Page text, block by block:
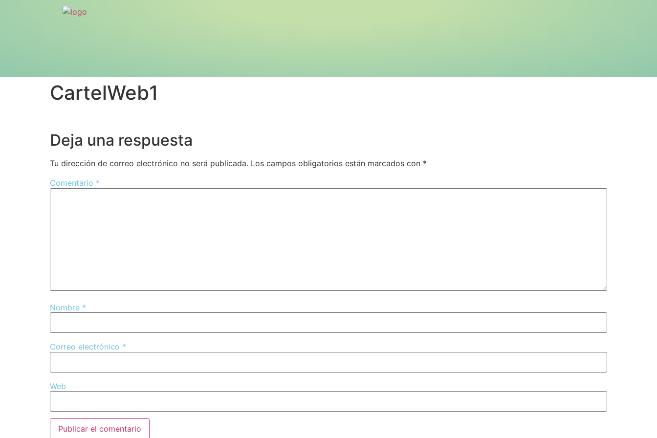
CartelWeb1
Deja una respuesta
Tu dirección de correo electrónico no será publicada. Los campos obligatorios están marcados con *
Comentario *
Nombre *
Correo electrónico *
Web